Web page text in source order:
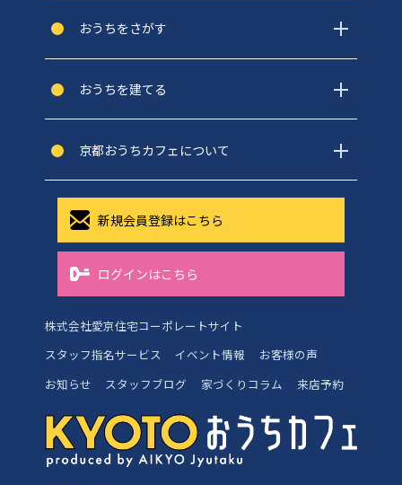
おうちをさがす
おうちを建てる
京都おうちカフェについて
新規会員登録はこちら
ログインはこちら
株式会社愛京住宅コーポレートサイト
スタッフ指名サービス
イベント情報
お客様の声
お知らせ
スタッフブログ 家づくりコラム 来店予約